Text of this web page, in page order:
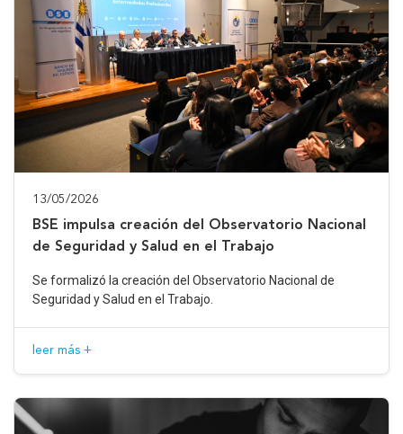
13/05/2026
BSE impulsa creación del Observatorio Nacional
de Seguridad y Salud en el Trabajo
Se formalizó la creación del Observatorio Nacional de
Seguridad y Salud en el Trabajo.
leer más +